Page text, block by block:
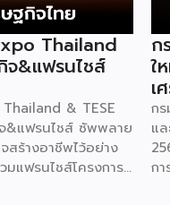
Thailand
&แฟรนไชส์
& TESE
&แฟรนไชส์ ซัพพลาย
สร้างอาชีพไว้อย่าง
แฟรนไชส์โครงการ
ก
ใ
เ
ก
แ
ก